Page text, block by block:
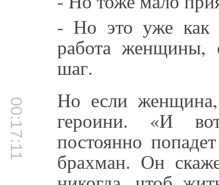
- Но это уже как
работа женщины,
шаг.
00:17:11 Но если
героини. «И
постоянно
брахман. Он